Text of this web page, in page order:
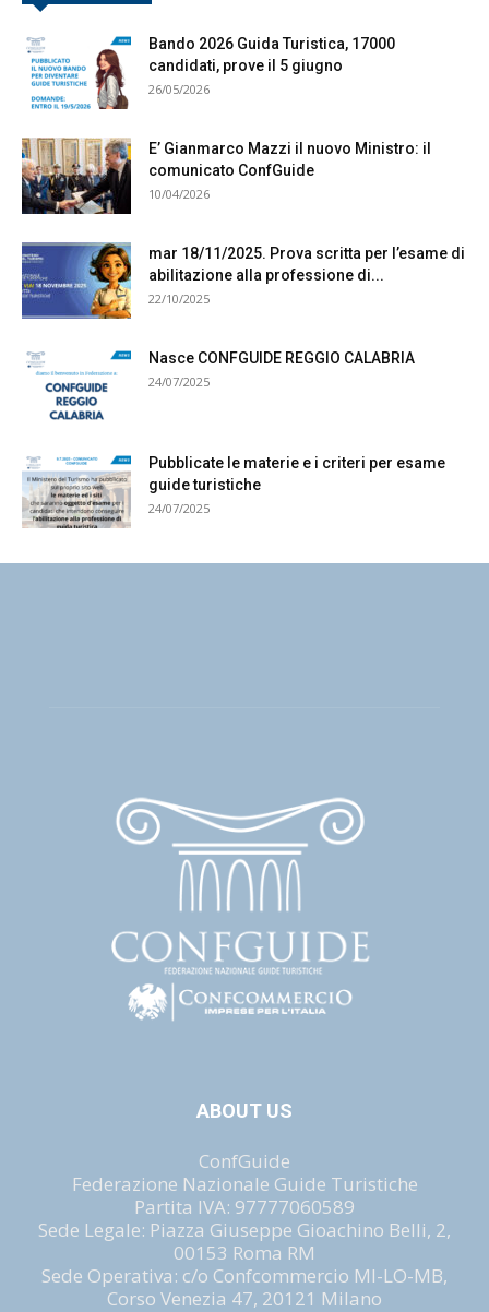
Bando 2026 Guida Turistica, 17000
candidati, prove il 5 giugno
26/05/2026
E’ Gianmarco Mazzi il nuovo Ministro: il
comunicato ConfGuide
10/04/2026
mar 18/11/2025. Prova scritta per l’esame di
abilitazione alla professione di...
22/10/2025
Nasce CONFGUIDE REGGIO CALABRIA
24/07/2025
Pubblicate le materie e i criteri per esame
guide turistiche
24/07/2025
ABOUT US
ConfGuide
Federazione Nazionale Guide Turistiche
Partita IVA: 97777060589
Sede Legale: Piazza Giuseppe Gioachino Belli, 2,
00153 Roma RM
Sede Operativa: c/o Confcommercio MI-LO-MB,
Corso Venezia 47, 20121 Milano